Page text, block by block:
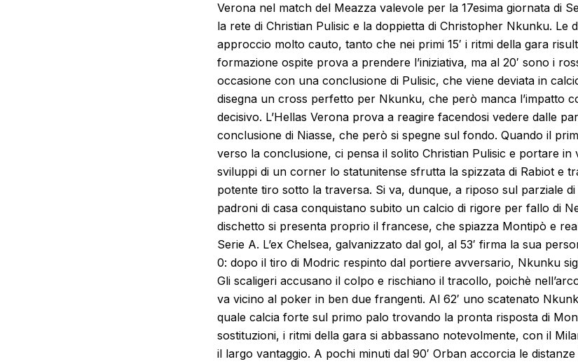
Verona nel match del Meazza valevole per la 17esima giornata di
la rete di Christian Pulisic e la doppietta di Christopher Nkunku. Le
approccio molto cauto, tanto che nei primi 15′ i ritmi della gara
formazione ospite prova a prendere l’iniziativa, ma al 20′ sono i
occasione con una conclusione di Pulisic, che viene deviata in
disegna un cross perfetto per Nkunku, che però manca l’impatto
decisivo. L’Hellas Verona prova a reagire facendosi vedere dalle
conclusione di Niasse, che però si spegne sul fondo. Quando il
verso la conclusione, ci pensa il solito Christian Pulisic e portare in
sviluppi di un corner lo statunitense sfrutta la spizzata di Rabiot e
potente tiro sotto la traversa. Si va, dunque, a riposo sul parziale
padroni di casa conquistano subito un calcio di rigore per fallo di
dischetto si presenta proprio il francese, che spiazza Montipò e
Serie A. L’ex Chelsea, galvanizzato dal gol, al 53′ firma la sua
0: dopo il tiro di Modric respinto dal portiere avversario, Nkunku
Gli scaligeri accusano il colpo e rischiano il tracollo, poichè
va vicino al poker in ben due frangenti. Al 62′ uno scatenato
quale calcia forte sul primo palo trovando la pronta risposta di
sostituzioni, i ritmi della gara si abbassano notevolmente, con il
il largo vantaggio. A pochi minuti dal 90′ Orban accorcia le